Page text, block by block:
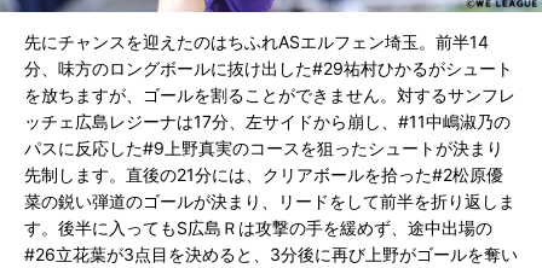
先にチャンスを迎えたのはちふれASエルフェン埼玉。前半14
分、味方のロングボールに抜け出した#29祐村ひかるがシュート
を放ちますが、ゴールを割ることができません。対するサンフレ
ッチェ広島レジーナは17分、左サイドから崩し、#11中嶋淑乃の
パスに反応した#9上野真実のコースを狙ったシュートが決まり
先制します。直後の21分には、クリアボールを拾った#2松原優
菜の鋭い弾道のゴールが決まり、リードをして前半を折り返しま
す。後半に入ってもS広島Ｒは攻撃の手を緩めず、途中出場の
#26立花葉が3点目を決めると、3分後に再び上野がゴールを奪い